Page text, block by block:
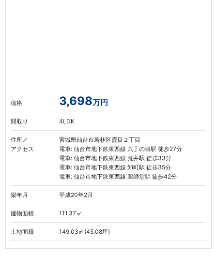
価格 3,698万円
間取り 4LDK
住所／
アクセス
宮城県仙台市若林区霞目２丁目
電車: 仙台市地下鉄東西線 六丁の目駅 徒歩27分
電車: 仙台市地下鉄東西線 荒井駅 徒歩33分
電車: 仙台市地下鉄東西線 卸町駅 徒歩35分
電車: 仙台市地下鉄東西線 薬師堂駅 徒歩42分
築年月 平成20年2月
建物面積 111.37㎡
土地面積 149.03㎡(45.08坪)